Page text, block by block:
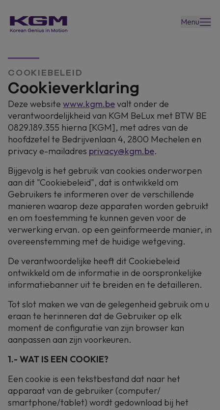
Menu
COOKIEBELEID
Cookieverklaring
Deze website www.kgm.bevalt onder de
verantwoordelijkheid van KGM BeLux met BTW BE
0829.189.355 hierna [KGM], met adres van de
hoofdzetel te Bedrijvenlaan 4, 2800 Mechelen en
privacy e-mailadres privacy@kgm.be.
Bijgevolg is het gebruik van cookies onderworpen
aan dit "Cookiebeleid", dat is ontwikkeld om
Gebruikers te informeren over de verschillende
manieren waarop deze apparaten worden gebruikt
en om toestemming te kunnen geven voor de
verwerking ervan. op een geïnformeerde manier, in
overeenstemming met de huidige wetgeving.
De verantwoordelijke heeft dit Cookiebeleid
ontwikkeld om de informatie in de oorspronkelijke
informatiebanner uit te breiden en te detailleren.
Tot slot maken we van de gelegenheid gebruik om u
eraan te herinneren dat de Gebruiker op elk
moment de configuratie van zijn browser kan
aanpassen aan zijn voorkeuren.
1.- WAT IS EEN COOKIE?
Een cookie is een tekstbestand dat naar het
apparaat van de gebruiker (computer/
smartphone/tablet) wordt gedownload bij het